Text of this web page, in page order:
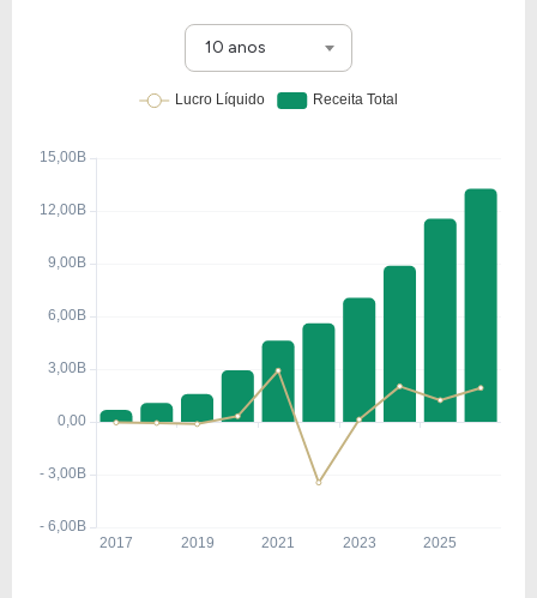
A Shopify Inc. foi fundada em 2006, em Ottawa, no
Lake. A criação da plataforma surgiu após os
uma loja online para vender equipamentos de
snowboard, levando Tobias Lütke a desenvolver
O lançamento da Shopify como plataforma ocorreu
em 2006, oferecendo inicialmente ferramentas
básicas para criação de lojas virtuais. Nos anos
seguintes, a empresa expandiu suas
funcionalidades, incluindo integrações com
gateways de pagamento, temas customizáveis e
recursos de marketing.
10 anos